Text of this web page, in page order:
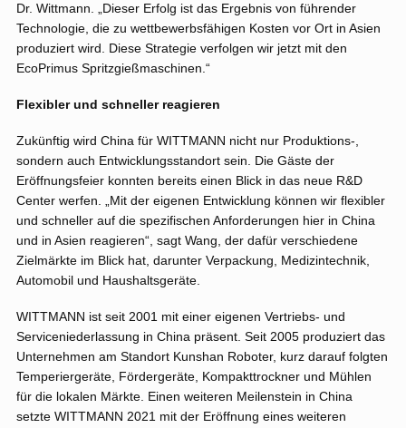
Dr. Wittmann. „Dieser Erfolg ist das Ergebnis von führender
Technologie, die zu wettbewerbsfähigen Kosten vor Ort in Asien
produziert wird. Diese Strategie verfolgen wir jetzt mit den
EcoPrimus Spritzgießmaschinen.“
Flexibler und schneller reagieren
Zukünftig wird China für WITTMANN nicht nur Produktions-,
sondern auch Entwicklungsstandort sein. Die Gäste der
Eröffnungsfeier konnten bereits einen Blick in das neue R&D
Center werfen. „Mit der eigenen Entwicklung können wir flexibler
und schneller auf die spezifischen Anforderungen hier in China
und in Asien reagieren“, sagt Wang, der dafür verschiedene
Zielmärkte im Blick hat, darunter Verpackung, Medizintechnik,
Automobil und Haushaltsgeräte.
WITTMANN ist seit 2001 mit einer eigenen Vertriebs- und
Serviceniederlassung in China präsent. Seit 2005 produziert das
Unternehmen am Standort Kunshan Roboter, kurz darauf folgten
Temperiergeräte, Fördergeräte, Kompakttrockner und Mühlen
für die lokalen Märkte. Einen weiteren Meilenstein in China
setzte WITTMANN 2021 mit der Eröffnung eines weiteren